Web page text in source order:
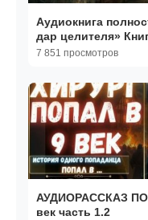
Аудиокнига
дар целителя»
7 851 просмотров
АУДИОРАССКАЗ
век часть 1.2